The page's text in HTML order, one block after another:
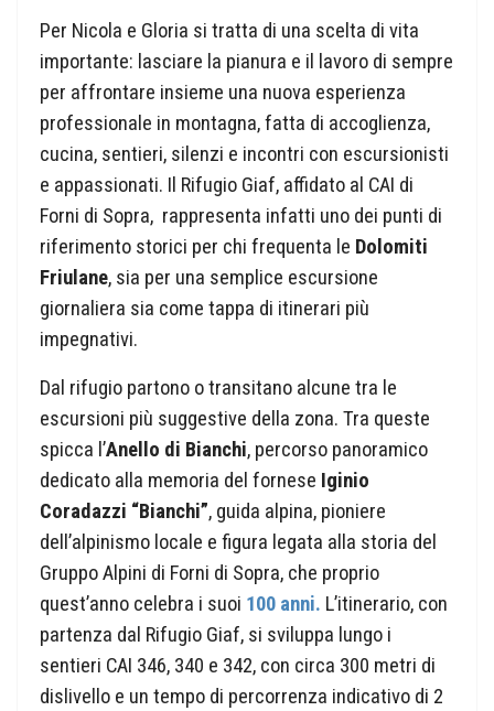
Per Nicola e Gloria si tratta di una scelta di vita
importante: lasciare la pianura e il lavoro di sempre
per affrontare insieme una nuova esperienza
professionale in montagna, fatta di accoglienza,
cucina, sentieri, silenzi e incontri con escursionisti
e appassionati. Il Rifugio Giaf, affidato al CAI di
Forni di Sopra, rappresenta infatti uno dei punti di
riferimento storici per chi frequenta le Dolomiti
Friulane, sia per una semplice escursione
giornaliera sia come tappa di itinerari più
impegnativi.
Dal rifugio partono o transitano alcune tra le
escursioni più suggestive della zona. Tra queste
spicca l’Anello di Bianchi, percorso panoramico
dedicato alla memoria del fornese Iginio
Coradazzi “Bianchi”, guida alpina, pioniere
dell’alpinismo locale e figura legata alla storia del
Gruppo Alpini di Forni di Sopra, che proprio
quest’anno celebra i suoi 100 anni. L’itinerario, con
partenza dal Rifugio Giaf, si sviluppa lungo i
sentieri CAI 346, 340 e 342, con circa 300 metri di
dislivello e un tempo di percorrenza indicativo di 2